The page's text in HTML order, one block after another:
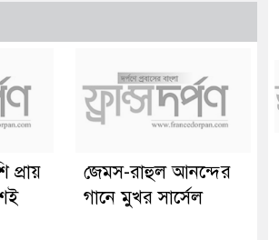
প্রায়
জেমস-রাহুল আনন্দের
গানে মুখর সার্সেল